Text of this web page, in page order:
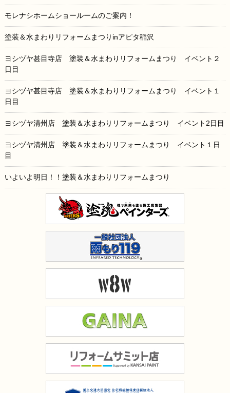
モレナシホームショールームのご案内！
塗装＆水まわりリフォームまつりinアピタ稲沢
ヨシヅヤ甚目寺店 塗装＆水まわりリフォームまつり イベント２
日目
ヨシヅヤ甚目寺店 塗装＆水まわりリフォームまつり イベント１
日目
ヨシヅヤ清州店 塗装＆水まわりリフォームまつり イベント2日目
ヨシヅヤ清州店 塗装＆水まわりリフォームまつり イベント１日
目
いよいよ明日！！塗装＆水まわりリフォームまつり